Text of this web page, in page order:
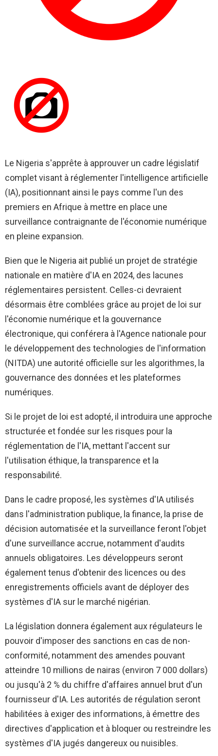
Le Nigeria s'apprête à approuver un cadre législatif
complet visant à réglementer l'intelligence artificielle
(IA), positionnant ainsi le pays comme l'un des
premiers en Afrique à mettre en place une
surveillance contraignante de l'économie numérique
en pleine expansion.
Bien que le Nigeria ait publié un projet de stratégie
nationale en matière d'IA en 2024, des lacunes
réglementaires persistent. Celles-ci devraient
désormais être comblées grâce au projet de loi sur
l'économie numérique et la gouvernance
électronique, qui conférera à l'Agence nationale pour
le développement des technologies de l'information
(NITDA) une autorité officielle sur les algorithmes, la
gouvernance des données et les plateformes
numériques.
Si le projet de loi est adopté, il introduira une approche
structurée et fondée sur les risques pour la
réglementation de l'IA, mettant l'accent sur
l'utilisation éthique, la transparence et la
responsabilité.
Dans le cadre proposé, les systèmes d'IA utilisés
dans l'administration publique, la finance, la prise de
décision automatisée et la surveillance feront l'objet
d'une surveillance accrue, notamment d'audits
annuels obligatoires. Les développeurs seront
également tenus d'obtenir des licences ou des
enregistrements officiels avant de déployer des
systèmes d'IA sur le marché nigérian.
La législation donnera également aux régulateurs le
pouvoir d'imposer des sanctions en cas de non-
conformité, notamment des amendes pouvant
atteindre 10 millions de nairas (environ 7 000 dollars)
ou jusqu'à 2 % du chiffre d'affaires annuel brut d'un
fournisseur d'IA. Les autorités de régulation seront
habilitées à exiger des informations, à émettre des
directives d'application et à bloquer ou restreindre les
systèmes d'IA jugés dangereux ou nuisibles.